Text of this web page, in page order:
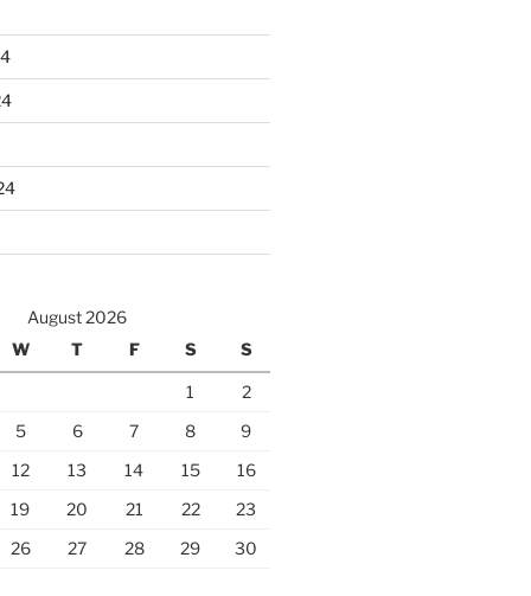
August 2026
W T F S S
1
2
5 6 7 8
9
12 13 14 15
16
19 20 21 22
23
26 27 28 29
30